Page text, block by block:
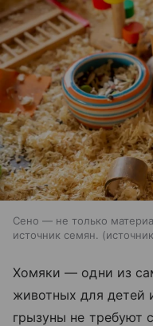
Сено — не только
источник семян.
Хомяки — одни из
животных для детей
грызуны не требуют